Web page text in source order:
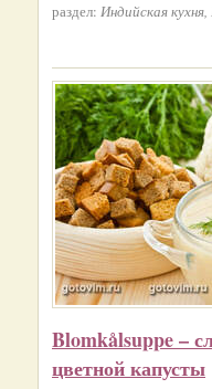
раздел: Индийская
Blomkålsuppe –
цветной капусты